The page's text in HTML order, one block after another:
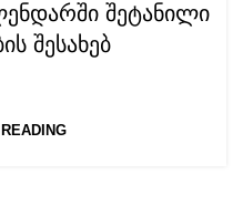
შეტანილი
შესახებ